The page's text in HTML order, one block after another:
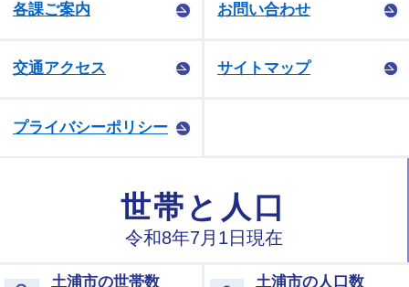
各課ご案内 お問い合わせ
交通アクセス サイトマップ
プライバシーポリシー